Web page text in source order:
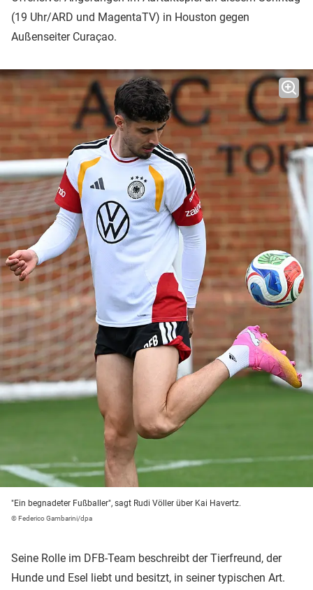
(19 Uhr/ARD und MagentaTV) in Houston gegen
Außenseiter Curaçao.
"Ein begnadeter Fußballer", sagt Rudi Völler über Kai Havertz.
© Federico Gambarini/dpa
Seine Rolle im DFB-Team beschreibt der Tierfreund, der
Hunde und Esel liebt und besitzt, in seiner typischen Art.